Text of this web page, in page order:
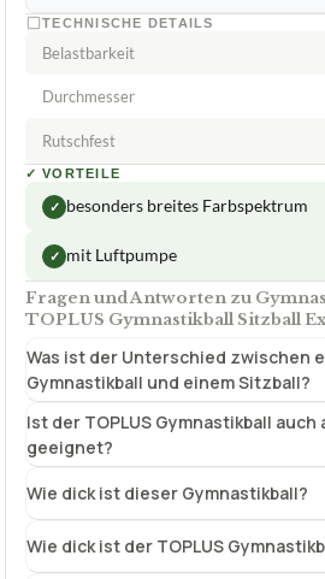
TECHNISCHE DETAILS
Belastbarkeit
Durchmesser
Rutschfest
✓ VORTEILE
✓ besonders breites Farbspektrum
✓ mit Luftpumpe
Fragen und Antworten zu
TOPLUS Gymnastikball Sitzball
Was ist der Unterschied zwischen
Gymnastikball und einem Sitzball?
Ist der TOPLUS Gymnastikball auch
geeignet?
Wie dick ist dieser Gymnastikball?
Wie dick ist der TOPLUS